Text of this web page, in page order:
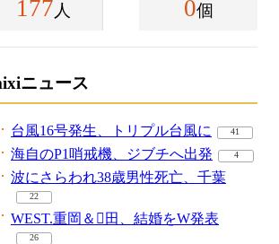
177 人 0個
ニュース
台風16号発生、トリプル台風に 41
海自のP1哨戒機、ジブチへ出発 4
波にさらわれ38歳男性死亡、千葉
22
WEST.重岡＆田、結婚をW発表
26